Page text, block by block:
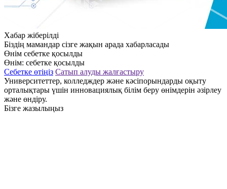
Хабар жіберілді
Біздің мамандар сізге жақын арада хабарласады
Өнім себетке қосылды
Өнім: себетке қосылды
Себетке өтіңіз Сатып алуды жалғастыру
Университеттер, колледждер және кәсіпорындарды оқыту
орталықтары үшін инновациялық білім беру өнімдерін әзірлеу
және өндіру.
Бізге жазылыңыз